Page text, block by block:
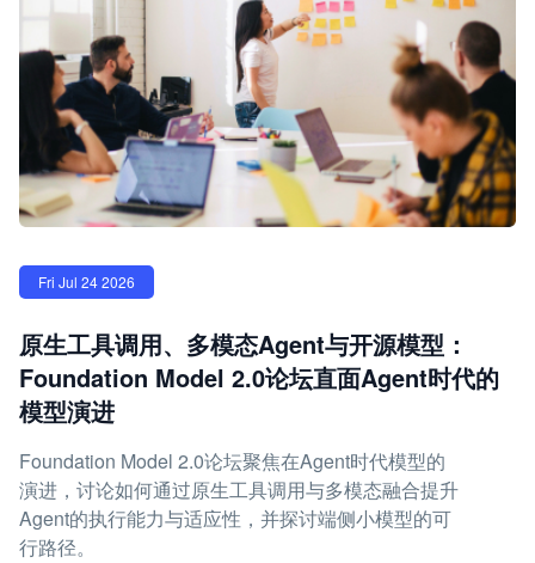
Fri Jul 24 2026
原生工具调用、多模态Agent与开源模型：
Foundation Model 2.0论坛直面Agent时代的
模型演进
Foundation Model 2.0论坛聚焦在Agent时代模型的
演进，讨论如何通过原生工具调用与多模态融合提升
Agent的执行能力与适应性，并探讨端侧小模型的可
行路径。